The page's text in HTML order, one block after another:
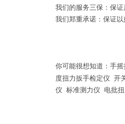
我们的服务三保：保
我们郑重承诺：保证
你可能很想知道： 手摇
度扭力扳手检定仪 开
仪 标准测力仪 电批